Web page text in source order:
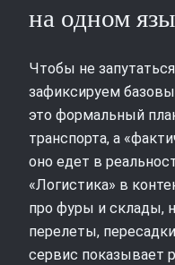
на одном
Чтобы не
зафиксируем
это формальный
транспорта, а
оно едет в
«Логистика» в
про фуры и склады,
перелеты,
сервис показывает